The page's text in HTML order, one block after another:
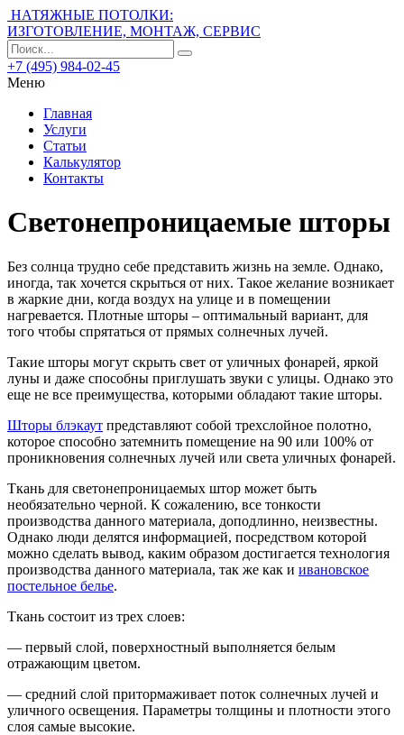
НАТЯЖНЫЕ ПОТОЛКИ:
ИЗГОТОВЛЕНИЕ, МОНТАЖ, СЕРВИС
+7 (495) 984-02-45
Меню
Главная
Услуги
Статьи
Калькулятор
Контакты
Светонепроницаемые шторы
Без солнца трудно себе представить жизнь на земле. Однако,
иногда, так хочется скрыться от них. Такое желание возникает
в жаркие дни, когда воздух на улице и в помещении
нагревается. Плотные шторы – оптимальный вариант, для
того чтобы спрятаться от прямых солнечных лучей.
Такие шторы могут скрыть свет от уличных фонарей, яркой
луны и даже способны приглушать звуки с улицы. Однако это
еще не все преимущества, которыми обладают такие шторы.
Шторы блэкаут представляют собой трехслойное полотно,
которое способно затемнить помещение на 90 или 100% от
проникновения солнечных лучей или света уличных фонарей.
Ткань для светонепроницаемых штор может быть
необязательно черной. К сожалению, все тонкости
производства данного материала, доподлинно, неизвестны.
Однако люди делятся информацией, посредством которой
можно сделать вывод, каким образом достигается технология
производства данного материала, так же как и ивановское
постельное белье.
Ткань состоит из трех слоев:
— первый слой, поверхностный выполняется белым
отражающим цветом.
— средний слой притормаживает поток солнечных лучей и
уличного освещения. Параметры толщины и плотности этого
слоя самые высокие.